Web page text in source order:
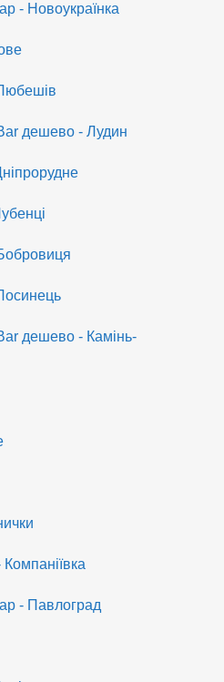
- Новоукраїнка
дешево - Лудин
дешево - Камінь-
- Павлоград